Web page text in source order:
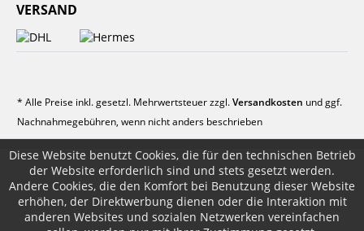
VERSAND
* Alle Preise inkl. gesetzl. Mehrwertsteuer zzgl.Versandkosten und ggf.
Nachnahmegebühren, wenn nicht anders beschrieben
Diese Website benutzt Cookies, die für den technischen Betrieb
der Website erforderlich sind und stets gesetzt werden.
Andere Cookies, die den Komfort bei Benutzung dieser Website
erhöhen, der Direktwerbung dienen oder die Interaktion mit
anderen Websites und sozialen Netzwerken vereinfachen